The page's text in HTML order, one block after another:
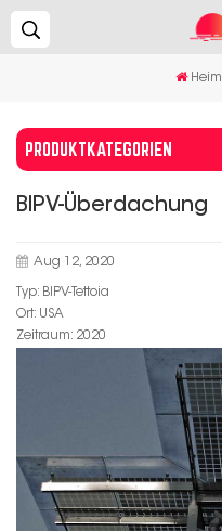
Heim
PRODUKTKATEGORIEN
BIPV-Überdachung
Aug 12, 2020
Typ: BIPV-Tettoia
Ort: USA
Zeitraum: 2020